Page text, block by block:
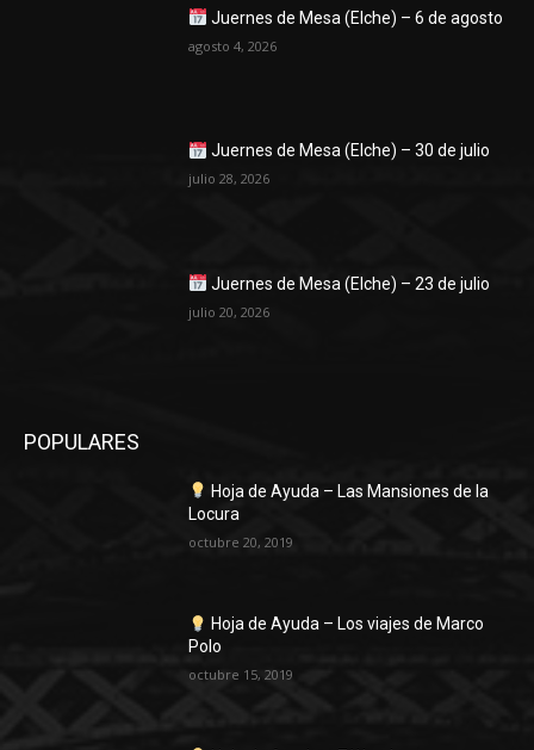
Juernes de Mesa (Elche) – 6 de agosto
agosto 4, 2026
Juernes de Mesa (Elche) – 30 de julio
julio 28, 2026
Juernes de Mesa (Elche) – 23 de julio
julio 20, 2026
POPULARES
Hoja de Ayuda – Las Mansiones de la
Locura
octubre 20, 2019
Hoja de Ayuda – Los viajes de Marco
Polo
octubre 15, 2019